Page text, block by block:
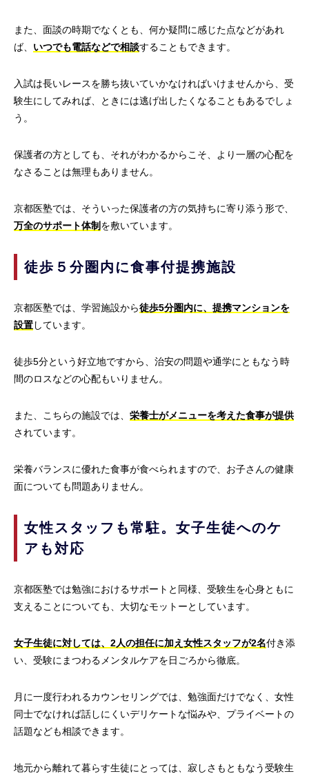
また、面談の時期でなくとも、何か疑問に感じた点などがあれ
ば、 いつでも電話などで相談することもできます。
入試は長いレースを勝ち抜いていかなければいけませんから、受
験生にしてみれば、ときには逃げ出したくなることもあるでしょ
う。
保護者の方としても、それがわかるからこそ、より一層の心配を
なさることは無理もありません。
京都医塾では、そういった保護者の方の気持ちに寄り添う形で、
万全のサポート体制 を敷いています。
徒歩５分圏内に食事付提携施設
京都医塾では、学習施設から徒歩5分圏内に、提携マンションを
設置しています。
徒歩5分という好立地ですから、治安の問題や通学にともなう時
間のロスなどの心配もいりません。
また、こちらの施設では、 栄養士がメニューを考えた食事が提供
されています。
栄養バランスに優れた食事が食べられますので、お子さんの健康
面についても問題ありません。
女性スタッフも常駐。女子生徒へのケ
アも対応
京都医塾では勉強におけるサポートと同様、受験生を心身ともに
支えることについても、大切なモットーとしています。
女子生徒に対しては、2人の担任に加え女性スタッフが2名付き添
い、受験にまつわるメンタルケアを日ごろから徹底。
月に一度行われるカウンセリングでは、勉強面だけでなく、女性
同士でなければ話しにくいデリケートな悩みや、プライベートの
話題なども相談できます。
地元から離れて暮らす生徒にとっては、寂しさもともなう受験生